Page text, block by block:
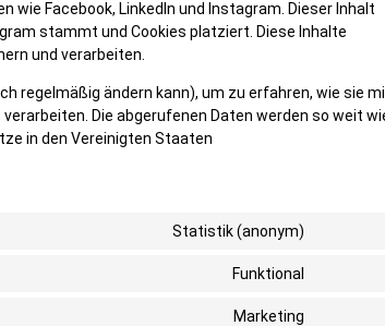
wie Facebook, LinkedIn und Instagram. Dieser Inhalt
stammt und Cookies platziert. Diese Inhalte
und verarbeiten.
regelmäßig ändern kann), um zu erfahren, wie sie
Die abgerufenen Daten werden so weit
in den Vereinigten Staaten
Statistik (anonym)
Funktional
Marketing